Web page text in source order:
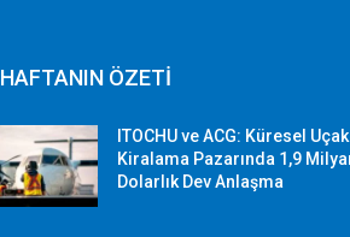
HAFTANIN ÖZETİ
ITOCHU ve ACG: Küresel Uçak
Kiralama Pazarında 1,9
Dolarlık Dev Anlaşma